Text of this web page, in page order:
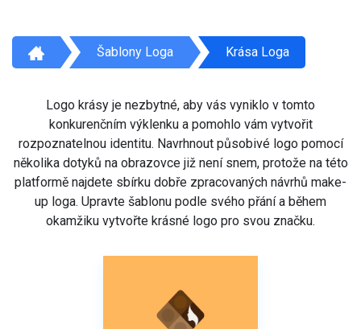
Šablony Loga Krása Loga
Logo krásy je nezbytné, aby vás vyniklo v tomto
konkurenčním výklenku a pomohlo vám vytvořit
rozpoznatelnou identitu. Navrhnout působivé logo pomocí
několika dotyků na obrazovce již není snem, protože na této
platformě najdete sbírku dobře zpracovaných návrhů make-
up loga. Upravte šablonu podle svého přání a během
okamžiku vytvořte krásné logo pro svou značku.